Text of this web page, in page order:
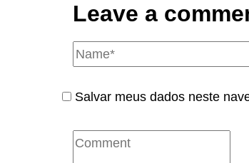
Leave a
Salvar meus dados neste